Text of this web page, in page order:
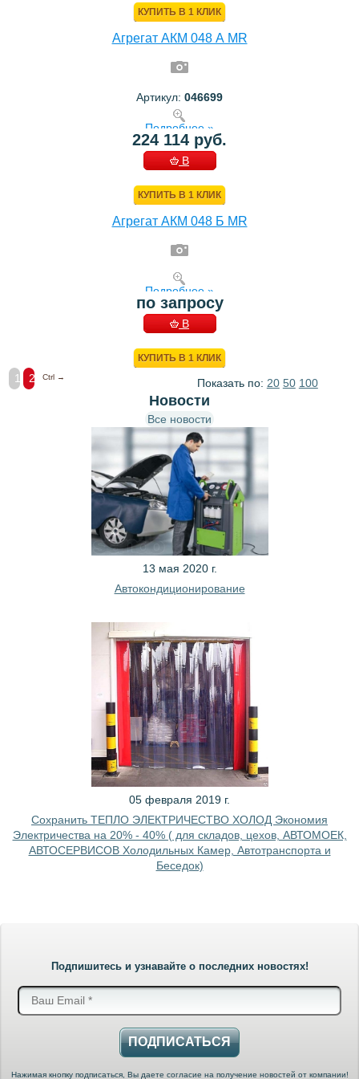
КУПИТЬ В 1 КЛИК
Агрегат АКМ 048 А MR
Артикул: 046699
Подробнее »
224 114 руб.
В
КУПИТЬ В 1 КЛИК
Агрегат АКМ 048 Б MR
Подробнее »
по запросу
В
КУПИТЬ В 1 КЛИК
1 2 Ctrl → Показать по: 20 50 100
Новости
Все новости
13 мая 2020 г.
Автокондиционирование
05 февраля 2019 г.
Сохранить ТЕПЛО ЭЛЕКТРИЧЕСТВО ХОЛОД Экономия
Электричества на 20% - 40% ( для складов, цехов, АВТОМОЕК,
АВТОСЕРВИСОВ Холодильных Камер, Автотранспорта и
Беседок)
Подпишитесь и узнавайте о последних новостях!
ПОДПИСАТЬСЯ
Нажимая кнопку подписаться, Вы даете согласие на получение новостей от компании!